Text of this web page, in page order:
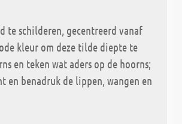
te schilderen, gecentreerd vanaf
kleur om deze tilde diepte te
en teken wat aders op de hoorns;
benadruk de lippen, wangen en